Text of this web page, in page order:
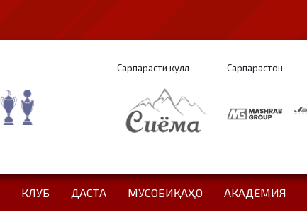
Сарпарасти кулл Сарпарастон
КЛУБ ДАСТА МУСОБИҚАҲО АКАДЕМИЯ